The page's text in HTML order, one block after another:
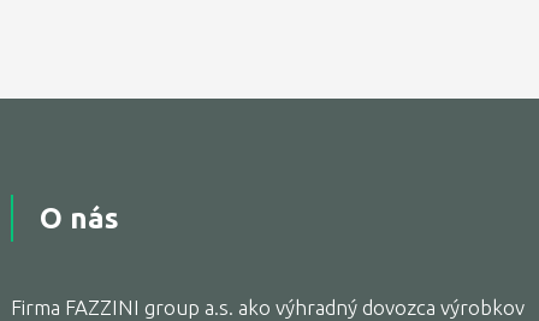
O nás
Firma FAZZINI group a.s. ako výhradný dovozca výrobkov